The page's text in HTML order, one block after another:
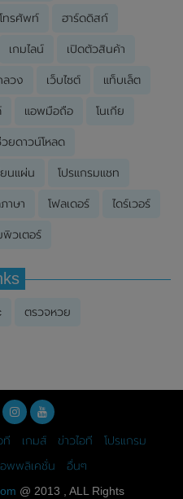
ทรศัพท์ ฮาร์ดดิสก์
เกมไลน์ เปิดตัวสินค้า
ลวง เว็บไซต์ แท็บเล็ต
แอพมือถือ โนเกีย
ยดาวน์โหลด
ยนแผ่น โปรแกรมแชท
าษา โฟลเดอร์ ไดร์เวอร์
พิวเตอร์
ตรวจหวย
ที เกมส์ ข่าวไอที
โปรแกรม
พพลิเคชั่น
อื่นๆ
@ 2013 , ALL Rights